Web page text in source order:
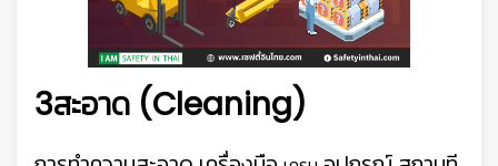
3สะอาด (Cleaning)